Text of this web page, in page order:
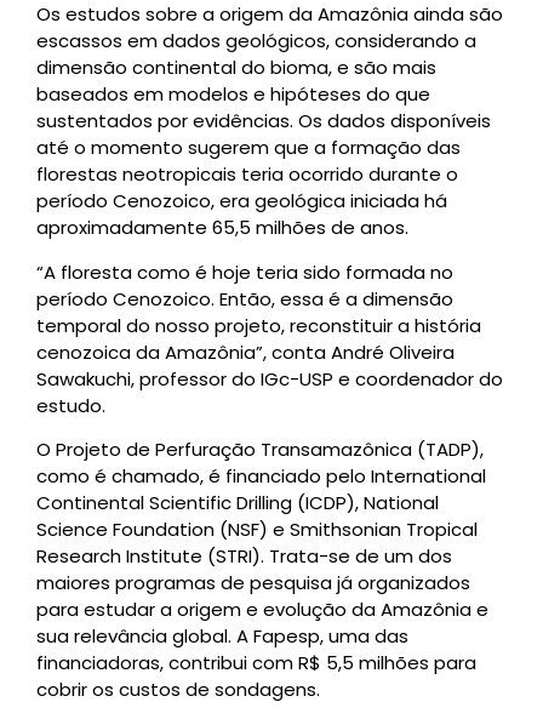
Os estudos sobre a origem da Amazônia ainda são
escassos em dados geológicos, considerando a
dimensão continental do bioma, e são mais
baseados em modelos e hipóteses do que
sustentados por evidências. Os dados disponíveis
até o momento sugerem que a formação das
florestas neotropicais teria ocorrido durante o
período Cenozoico, era geológica iniciada há
aproximadamente 65,5 milhões de anos.
“A floresta como é hoje teria sido formada no
período Cenozoico. Então, essa é a dimensão
temporal do nosso projeto, reconstituir a história
cenozoica da Amazônia”, conta André Oliveira
Sawakuchi, professor do IGc-USP e coordenador do
estudo.
O Projeto de Perfuração Transamazônica (TADP),
como é chamado, é financiado pelo International
Continental Scientific Drilling (ICDP), National
Science Foundation (NSF) e Smithsonian Tropical
Research Institute (STRI). Trata-se de um dos
maiores programas de pesquisa já organizados
para estudar a origem e evolução da Amazônia e
sua relevância global. A Fapesp, uma das
financiadoras, contribui com R$ 5,5 milhões para
cobrir os custos de sondagens.